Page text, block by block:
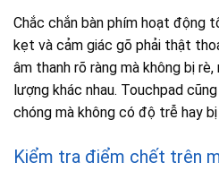
Chắc chắn bàn phím hoạt động
kẹt và cảm giác gõ phải thật
âm thanh rõ ràng mà không bị
lượng khác nhau. Touchpad
chóng mà không có độ trễ hay
Kiểm tra điểm chết trên